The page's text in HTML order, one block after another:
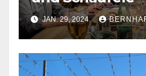
JAN. 29, 2024